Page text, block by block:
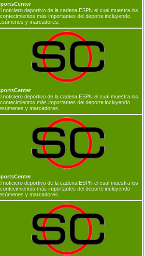
noticiero deportivo de la cadena ESPN el cual muestra los
más importantes del deporte incluyendo
y marcadores.
noticiero deportivo de la cadena ESPN el cual muestra los
más importantes del deporte incluyendo
y marcadores.
noticiero deportivo de la cadena ESPN el cual muestra los
más importantes del deporte incluyendo
y marcadores.